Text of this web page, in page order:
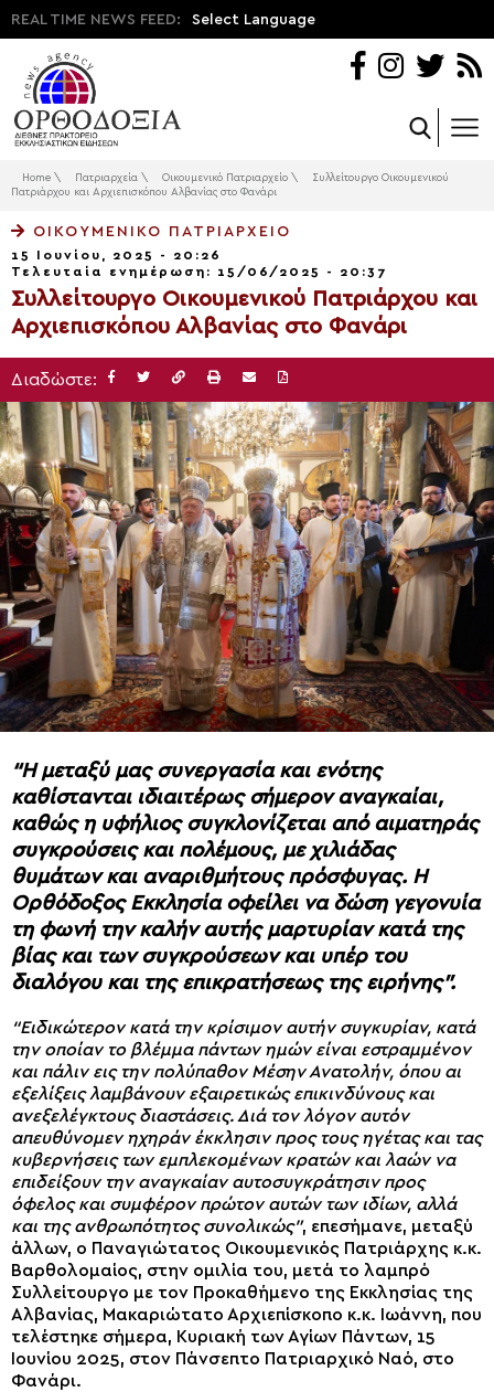
REAL TIME NEWS FEED: Select Language
Home \ Πατριαρχεία \ Οικουμενικό Πατριαρχείο \
Συλλείτουργο Οικουμενικού
Πατριάρχου και Αρχιεπισκόπου Αλβανίας στο Φανάρι
ΟΙΚΟΥΜΕΝΙΚΌ ΠΑΤΡΙΑΡΧΕΊΟ
15 Ιουνίου, 2025 - 20:26
Τελευταία ενημέρωση: 15/06/2025 - 20:37
Συλλείτουργο Οικουμενικού Πατριάρχου και
Αρχιεπισκόπου Αλβανίας στο Φανάρι
Διαδώστε:
“Η μεταξύ μας συνεργασία και ενότης
καθίστανται ιδιαιτέρως σήμερον αναγκαίαι,
καθώς η υφήλιος συγκλονίζεται από αιματηράς
συγκρούσεις και πολέμους, με χιλιάδας
θυμάτων και αναριθμήτους πρόσφυγας. Η
Ορθόδοξος Εκκλησία οφείλει να δώση γεγονυία
τη φωνή την καλήν αυτής μαρτυρίαν κατά της
βίας και των συγκρούσεων και υπέρ του
διαλόγου και της επικρατήσεως της ειρήνης”.
“Ειδικώτερον κατά την κρίσιμον αυτήν συγκυρίαν, κατά
την οποίαν το βλέμμα πάντων ημών είναι εστραμμένον
και πάλιν εις την πολύπαθον Μέσην Ανατολήν, όπου αι
εξελίξεις λαμβάνουν εξαιρετικώς επικινδύνους και
ανεξελέγκτους διαστάσεις. Διά τον λόγον αυτόν
απευθύνομεν ηχηράν έκκλησιν προς τους ηγέτας και τας
κυβερνήσεις των εμπλεκομένων κρατών και λαών να
επιδείξουν την αναγκαίαν αυτοσυγκράτησιν προς
όφελος και συμφέρον πρώτον αυτών των ιδίων, αλλά
και της ανθρωπότητος συνολικώς”, επεσήμανε, μεταξύ
άλλων, ο Παναγιώτατος Οικουμενικός Πατριάρχης κ.κ.
Βαρθολομαίος, στην ομιλία του, μετά το λαμπρό
Συλλείτουργο με τον Προκαθήμενο της Εκκλησίας της
Αλβανίας, Μακαριώτατο Αρχιεπίσκοπο κ.κ. Ιωάννη, που
τελέστηκε σήμερα, Κυριακή των Αγίων Πάντων, 15
Ιουνίου 2025, στον Πάνσεπτο Πατριαρχικό Ναό, στο
Φανάρι.